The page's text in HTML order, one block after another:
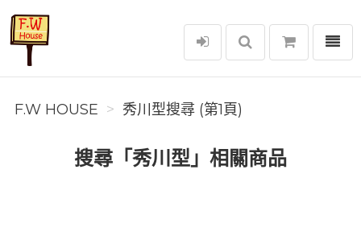
F.W House
選單
F.W HOUSE 秀川型搜尋 (第1頁)
搜尋「秀川型」相關商品